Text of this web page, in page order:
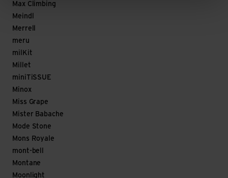
Max Climbing
Meindl
Merrell
meru
milKit
Millet
miniTiSSUE
Minox
Miss Grape
Mister Babache
Mode Stone
Mons Royale
mont-bell
Montane
Moonlight